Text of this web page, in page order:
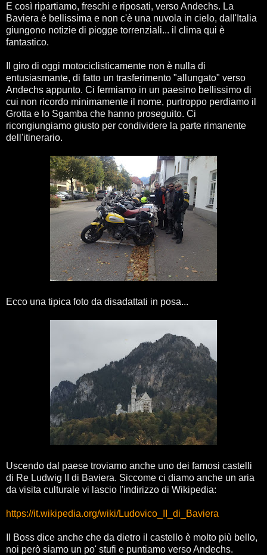
E così ripartiamo, freschi e riposati, verso Andechs. La
Baviera è bellissima e non c'è una nuvola in cielo, dall'Italia
giungono notizie di piogge torrenziali... il clima qui è
fantastico.
Il giro di oggi motociclisticamente non è nulla di
entusiasmante, di fatto un trasferimento "allungato" verso
Andechs appunto. Ci fermiamo in un paesino bellissimo di
cui non ricordo minimamente il nome, purtroppo perdiamo il
Grotta e lo Sgamba che hanno proseguito. Ci
ricongiungiamo giusto per condividere la parte rimanente
dell'itinerario.
Ecco una tipica foto da disadattati in posa...
Uscendo dal paese troviamo anche uno dei famosi castelli
di Re Ludwig II di Baviera. Siccome ci diamo anche un aria
da visita culturale vi lascio l'indirizzo di Wikipedia:
https://it.wikipedia.org/wiki/Ludovico_II_di_Baviera
Il Boss dice anche che da dietro il castello è molto più bello,
noi però siamo un po' stufi e puntiamo verso Andechs.